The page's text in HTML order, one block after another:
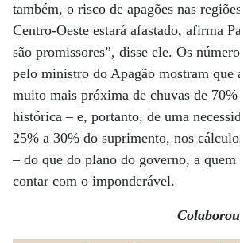
também, o risco de apagões nas
Centro-Oeste estará afastado, afirma
são promissores”, disse ele. Os
pelo ministro do Apagão mostram que
muito mais próxima de chuvas de
histórica – e, portanto, de uma
25% a 30% do suprimento, nos
– do que do plano do governo, a quem
contar com o imponderável.